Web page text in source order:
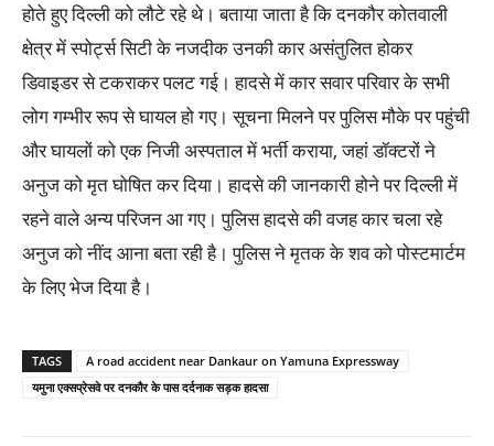
होते हुए दिल्ली को लौटे रहे थे। बताया जाता है कि दनकौर कोतवाली
क्षेत्र में स्पोर्ट्स सिटी के नजदीक उनकी कार असंतुलित होकर
डिवाइडर से टकराकर पलट गई। हादसे में कार सवार परिवार के सभी
लोग गम्भीर रूप से घायल हो गए। सूचना मिलने पर पुलिस मौके पर पहुंची
और घायलों को एक निजी अस्पताल में भर्ती कराया, जहां डॉक्टरों ने
अनुज को मृत घोषित कर दिया। हादसे की जानकारी होने पर दिल्ली में
रहने वाले अन्य परिजन आ गए। पुलिस हादसे की वजह कार चला रहे
अनुज को नींद आना बता रही है। पुलिस ने मृतक के शव को पोस्टमार्टम
के लिए भेज दिया है।
TAGS
A road accident near Dankaur on Yamuna Expressway
यमुना एक्सप्रेसवे पर दनकौर के पास दर्दनाक सड़क हादसा